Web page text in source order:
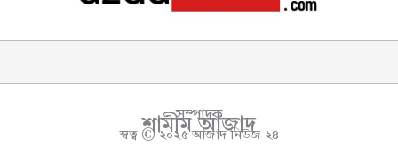
সম্পাদক
শামীম আজাদ
স্বত্ব © ২০২৫ আজাদ নিউজ ২৪